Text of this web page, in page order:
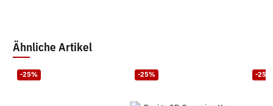
Ähnliche Artikel
-25% -25% -25%